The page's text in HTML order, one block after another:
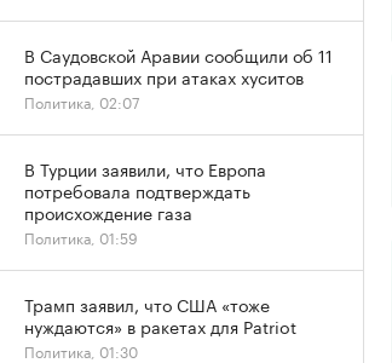
В Саудовской Аравии сообщили об 11
пострадавших при атаках хуситов
Политика, 02:07
В Турции заявили, что Европа
потребовала подтверждать
происхождение газа
Политика, 01:59
Трамп заявил, что США «тоже
нуждаются» в ракетах для Patriot
Политика, 01:30